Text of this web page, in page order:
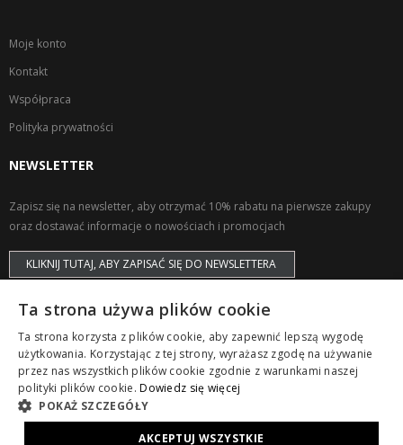
Moje konto
Kontakt
Współpraca
Polityka prywatności
NEWSLETTER
Zapisz się na newsletter, aby otrzymać 10% rabatu na pierwsze zakupy
oraz dostawać informacje o nowościach i promocjach
KLIKNIJ TUTAJ, ABY ZAPISAĆ SIĘ DO NEWSLETTERA
Copyright © ZAPS. All Rights Reserved.
Ta strona używa plików cookie
Ta strona korzysta z plików cookie, aby zapewnić lepszą wygodę
użytkowania. Korzystając z tej strony, wyrażasz zgodę na używanie
przez nas wszystkich plików cookie zgodnie z warunkami naszej
polityki plików cookie.Dowiedz się więcej
POKAŻ SZCZEGÓŁY
AKCEPTUJ WSZYSTKIE